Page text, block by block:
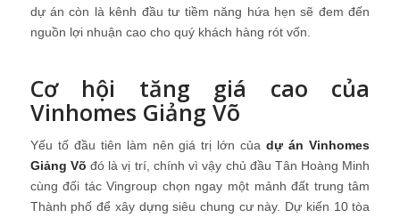
dự án còn là kênh đầu tư tiềm năng hứa hẹn sẽ đem đến
nguồn lợi nhuận cao cho quý khách hàng rót vốn.
Cơ hội tăng giá cao của
Vinhomes Giảng Võ
Yếu tố đầu tiên làm nên giá trị lớn củadự án Vinhomes
Giảng Võ đó là vị trí, chính vì vậy chủ đầu Tân Hoàng Minh
cùng đối tác Vingroup chọn ngay một mảnh đất trung tâm
Thành phố để xây dựng siêu chung cư này. Dự kiến 10 tòa